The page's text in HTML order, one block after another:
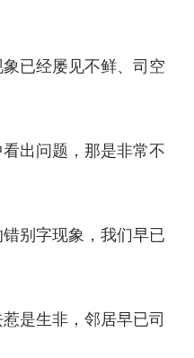
已经屡见不鲜、司空
出问题，那是非常不
别字现象，我们早已
是生非，邻居早已司